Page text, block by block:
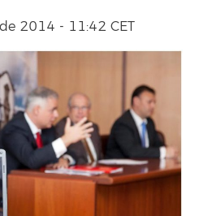
2014 - 11:42 CET